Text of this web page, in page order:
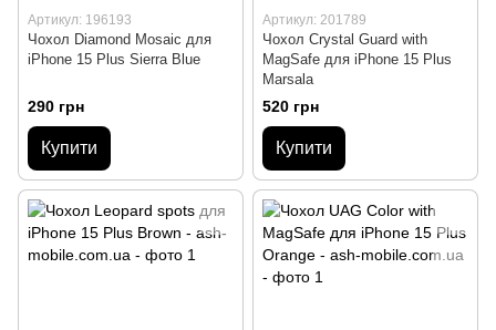
Артикул: 196193
Чохол Diamond Mosaic для
iPhone 15 Plus Sierra Blue
290 грн
Купити
Артикул: 201789
Чохол Crystal Guard with
MagSafe для iPhone 15 Plus
Marsala
520 грн
Купити